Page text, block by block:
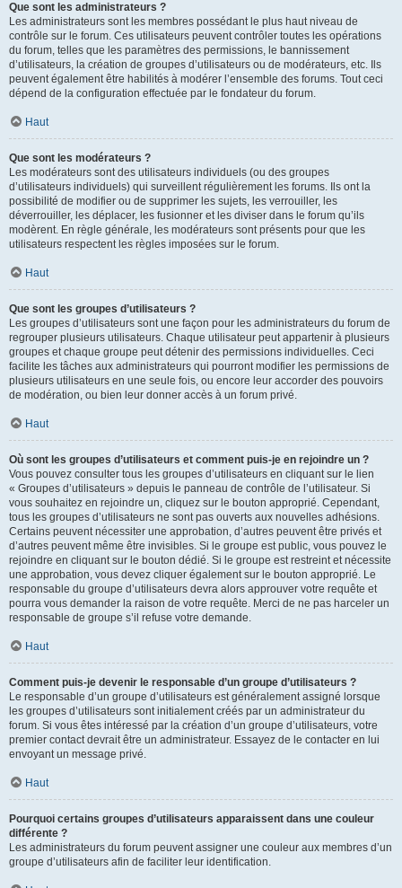
Que sont les administrateurs ?
Les administrateurs sont les membres possédant le plus haut niveau de
contrôle sur le forum. Ces utilisateurs peuvent contrôler toutes les opérations
du forum, telles que les paramètres des permissions, le bannissement
d’utilisateurs, la création de groupes d’utilisateurs ou de modérateurs, etc. Ils
peuvent également être habilités à modérer l’ensemble des forums. Tout ceci
dépend de la configuration effectuée par le fondateur du forum.
Haut
Que sont les modérateurs ?
Les modérateurs sont des utilisateurs individuels (ou des groupes
d’utilisateurs individuels) qui surveillent régulièrement les forums. Ils ont la
possibilité de modifier ou de supprimer les sujets, les verrouiller, les
déverrouiller, les déplacer, les fusionner et les diviser dans le forum qu’ils
modèrent. En règle générale, les modérateurs sont présents pour que les
utilisateurs respectent les règles imposées sur le forum.
Haut
Que sont les groupes d’utilisateurs ?
Les groupes d’utilisateurs sont une façon pour les administrateurs du forum de
regrouper plusieurs utilisateurs. Chaque utilisateur peut appartenir à plusieurs
groupes et chaque groupe peut détenir des permissions individuelles. Ceci
facilite les tâches aux administrateurs qui pourront modifier les permissions de
plusieurs utilisateurs en une seule fois, ou encore leur accorder des pouvoirs
de modération, ou bien leur donner accès à un forum privé.
Haut
Où sont les groupes d’utilisateurs et comment puis-je en rejoindre un ?
Vous pouvez consulter tous les groupes d’utilisateurs en cliquant sur le lien
« Groupes d’utilisateurs » depuis le panneau de contrôle de l’utilisateur. Si
vous souhaitez en rejoindre un, cliquez sur le bouton approprié. Cependant,
tous les groupes d’utilisateurs ne sont pas ouverts aux nouvelles adhésions.
Certains peuvent nécessiter une approbation, d’autres peuvent être privés et
d’autres peuvent même être invisibles. Si le groupe est public, vous pouvez le
rejoindre en cliquant sur le bouton dédié. Si le groupe est restreint et nécessite
une approbation, vous devez cliquer également sur le bouton approprié. Le
responsable du groupe d’utilisateurs devra alors approuver votre requête et
pourra vous demander la raison de votre requête. Merci de ne pas harceler un
responsable de groupe s’il refuse votre demande.
Haut
Comment puis-je devenir le responsable d’un groupe d’utilisateurs ?
Le responsable d’un groupe d’utilisateurs est généralement assigné lorsque
les groupes d’utilisateurs sont initialement créés par un administrateur du
forum. Si vous êtes intéressé par la création d’un groupe d’utilisateurs, votre
premier contact devrait être un administrateur. Essayez de le contacter en lui
envoyant un message privé.
Haut
Pourquoi certains groupes d’utilisateurs apparaissent dans une couleur
différente ?
Les administrateurs du forum peuvent assigner une couleur aux membres d’un
groupe d’utilisateurs afin de faciliter leur identification.